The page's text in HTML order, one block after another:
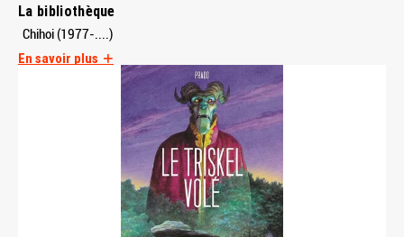
La bibliothèque
Chihoi (1977-....)
En savoir plus